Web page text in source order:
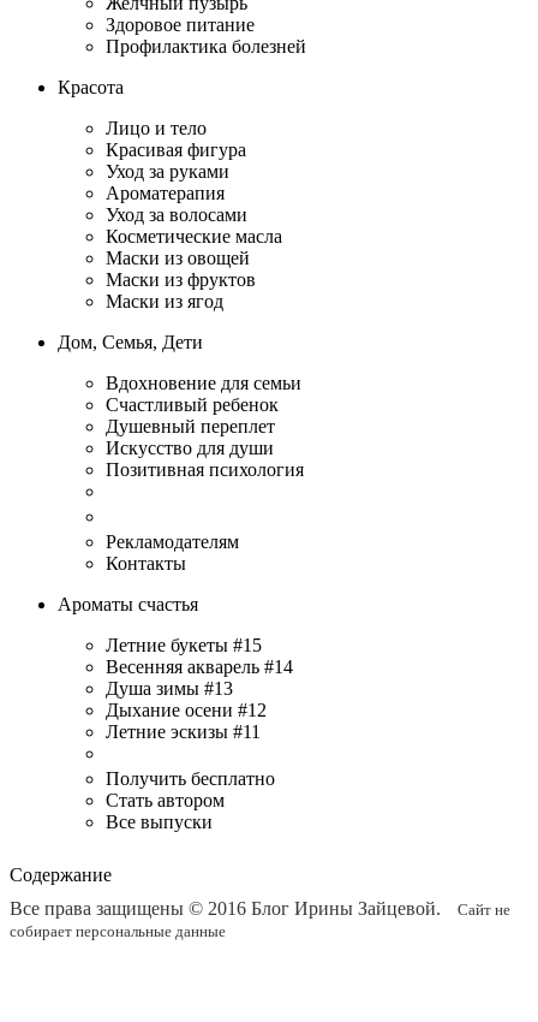
Здоровое питание
Профилактика болезней
Красота
Лицо и тело
Красивая фигура
Уход за руками
Ароматерапия
Уход за волосами
Косметические масла
Маски из овощей
Маски из фруктов
Маски из ягод
Дом, Семья, Дети
Вдохновение для семьи
Счастливый ребенок
Душевный переплет
Искусство для души
Позитивная психология
Рекламодателям
Контакты
Ароматы счастья
Летние букеты #15
Весенняя акварель #14
Душа зимы #13
Дыхание осени #12
Летние эскизы #11
Получить бесплатно
Стать автором
Все выпуски
Содержание
Все права защищены © 2016 Блог Ирины Зайцевой.
Сайт не
собирает персональные данные